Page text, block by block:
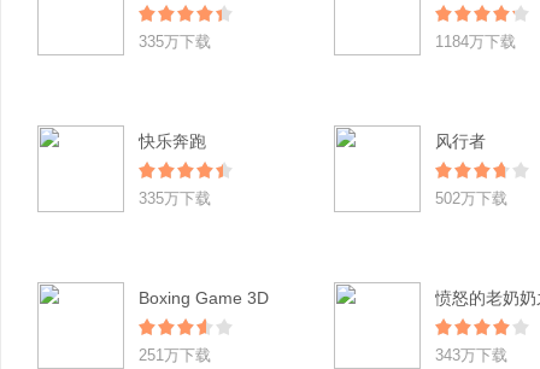
335万下载 1184万下载
快乐奔跑
335万下载
风行者
502万下载
Boxing Game 3D
251万下载 343万下载